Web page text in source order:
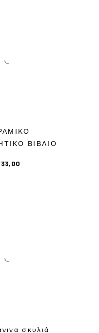
ΒΙΒΛΙΟ
33,00
σκυλιά